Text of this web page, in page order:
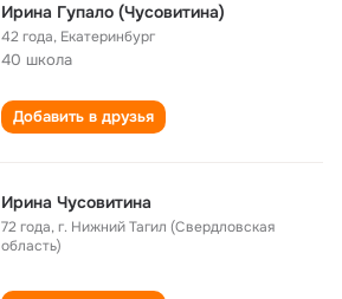
Ирина Гупало (Чусовитина)
42 года, Екатеринбург
40 школа
Добавить в друзья
Ирина Чусовитина
72 года,г. Нижний Тагил (Свердловская
область)